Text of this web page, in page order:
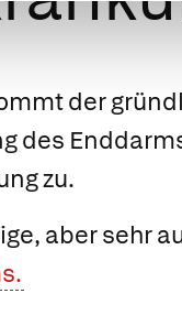
der
des
zu.
aber sehr